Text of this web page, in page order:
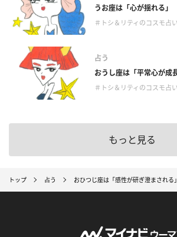
うお座は「心が揺れる」
＃トシ＆リティのコスモ占い
占う
おうし座は「平常心が成
＃トシ＆リティのコスモ占い
もっと見る
トップ 占う おひつじ座は「感性が研ぎ澄まされる」